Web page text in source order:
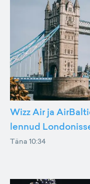
Wizz Air ja
lennud
Täna 10:34